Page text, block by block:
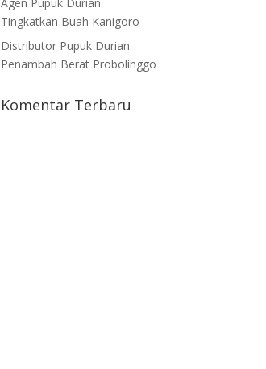
Tingkatkan Buah Kanigoro
Distributor Pupuk Durian
Penambah Berat Probolinggo
Komentar Terbaru